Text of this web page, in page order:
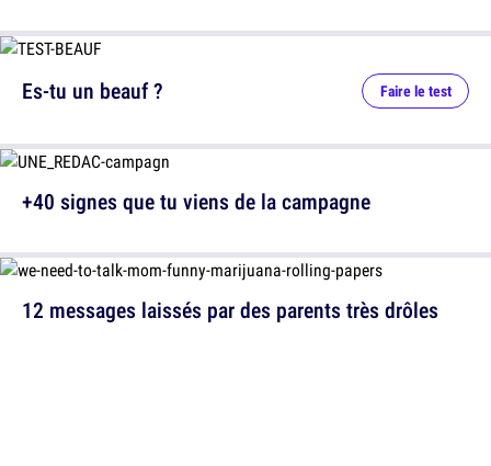
12 messages laissés par des parents très drôles
Es-tu un beauf ? Faire le test
+40 signes que tu viens de la campagne